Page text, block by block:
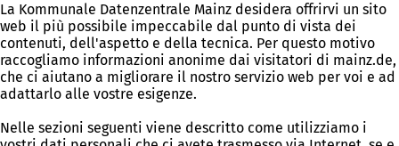
La Kommunale Datenzentrale Mainz desidera offrirvi un sito
web il più possibile impeccabile dal punto di vista dei
contenuti, dell'aspetto e della tecnica. Per questo motivo
raccogliamo informazioni anonime dai visitatori di mainz.de,
che ci aiutano a migliorare il nostro servizio web per voi e ad
adattarlo alle vostre esigenze.
Nelle sezioni seguenti viene descritto come utilizziamo i